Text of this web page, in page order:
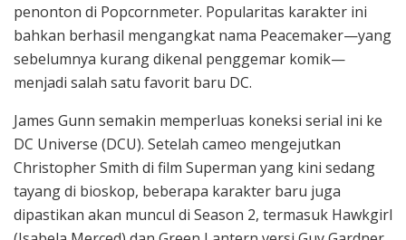
penonton di Popcornmeter. Popularitas karakter ini
bahkan berhasil mengangkat nama Peacemaker—yang
sebelumnya kurang dikenal penggemar komik—
menjadi salah satu favorit baru DC.
James Gunn semakin memperluas koneksi serial ini ke
DC Universe (DCU). Setelah cameo mengejutkan
Christopher Smith di film Superman yang kini sedang
tayang di bioskop, beberapa karakter baru juga
dipastikan akan muncul di Season 2, termasuk Hawkgirl